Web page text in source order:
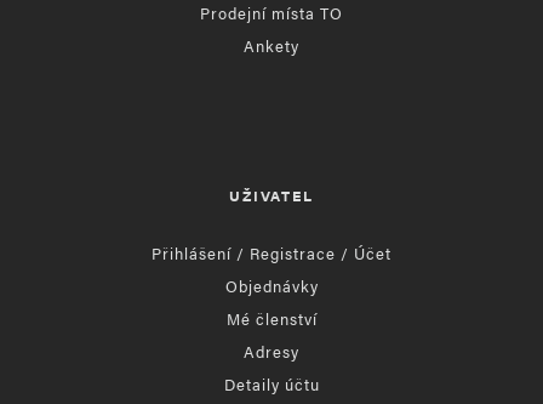
Prodejní místa TO
Ankety
UŽIVATEL
Přihlášení / Registrace / Účet
Objednávky
Mé členství
Adresy
Detaily účtu